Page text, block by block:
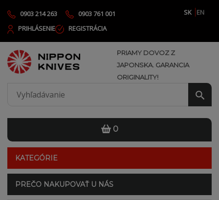
0903 214 263 0903 761 001 SK
EN
PRIHLÁSENIE
REGISTRÁCIA
PRIAMY DOVOZ Z
JAPONSKA. GARANCIA
ORIGINALITY!
0
KATEGÓRIE
PREČO NAKUPOVAŤ U NÁS